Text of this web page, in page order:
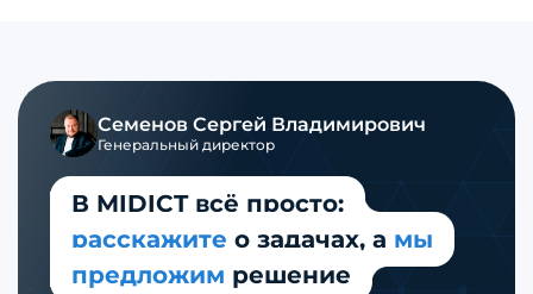
Семенов Сергей Владимирович
Генеральный директор
В MIDICT всё просто:
расскажите о задачах, а мы
предложим решение